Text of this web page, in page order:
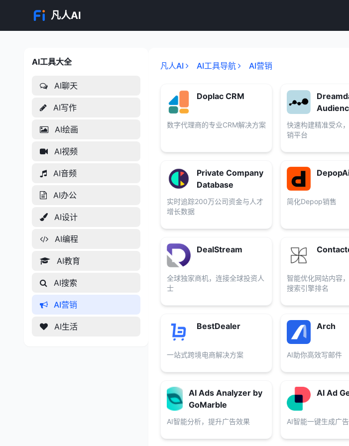
凡人AI
AI工具大全
AI工具大全
AI聊天
AI写作
AI绘画
AI视频
AI音频
AI办公
AI设计
AI编程
AI教育
AI搜索
AI营销
AI生活
凡人AI AI工具导航 AI营销
Doplac CRM
数字代理商的专业CRM解决方案
快速构建精准受众
销平台
Private Company
Database
实时追踪200万公司资金与人才
增长数据
简化Depop销售
DealStream
全球独家商机，连接全球投资人
士
智能优化网站内容
搜索引擎排名
BestDealer
一站式跨境电商解决方案
Arch
AI助你高效写邮件
AI Ads Analyzer by
GoMarble
AI智能分析，提升广告效果
AI Ad
AI智能一键生成广